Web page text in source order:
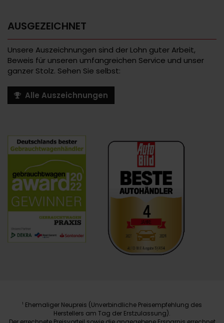
AUSGEZEICHNET
Unsere Auszeichnungen sind der Lohn guter Arbeit,
Beweis für unseren umfangreichen Service und unser
ganzer Stolz. Sehen Sie selbst:
Alle Auszeichnungen
1 Ehemaliger Neupreis (Unverbindliche Preisempfehlung des
Herstellers am Tag der Erstzulassung).